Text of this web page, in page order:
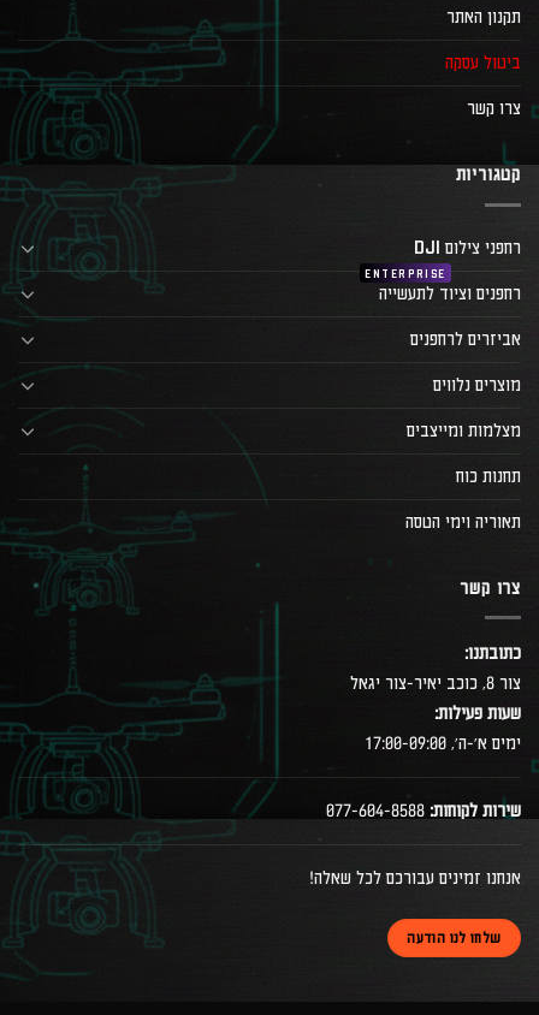
תקנון האתר
ביטול עסקה
צרו קשר
קטגוריות
רחפני צילום DJI
רחפנים וציוד לתעשייה
אביזרים לרחפנים
מוצרים נלווים
מצלמות ומייצבים
תחנות כוח
תאוריה וימי הטסה
צרו קשר
כתובתנו:
צור 8, כוכב יאיר-צור יגאל
שעות פעילות:
ימים א׳-ה׳, 17:00-09:00
שירות לקוחות:
אנחנו זמינים עבורכם לכל שאלה!
שלחו לנו הודעה